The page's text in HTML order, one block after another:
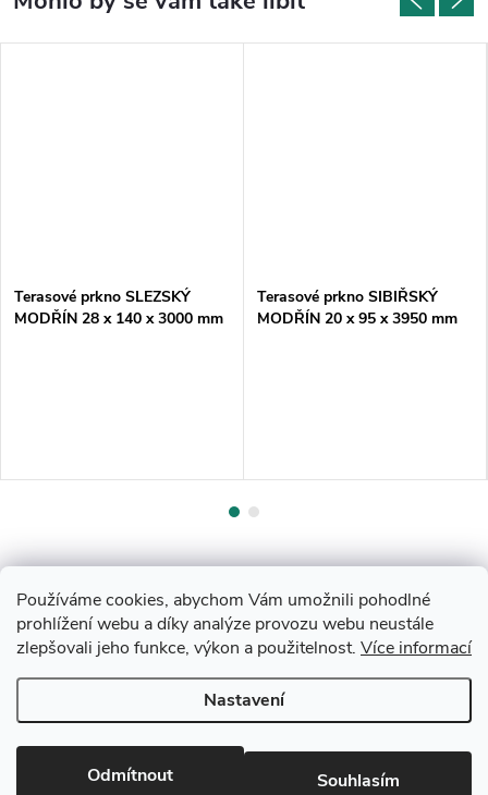
Používáme cookies, abychom Vám umožnili pohodlné
prohlížení webu a díky analýze provozu webu neustále
zlepšovali jeho funkce, výkon a použitelnost. Více informací
Nastavení
Odmítnout Souhlasím
Terasové prkno SLEZSKÝ
MODŘÍN 28 x 140 x 3000 mm
Terasové prkno SIBIŘSKÝ
MODŘÍN 20 x 95 x 3950 mm
Z
á
Drevobis Horoměřice. Všechna práva vyhrazena.
nastavení cookies